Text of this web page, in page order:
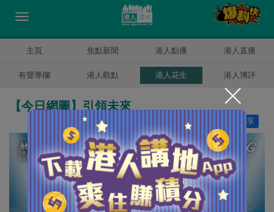
主頁 焦點新聞 港人點播 港人直播
有聲專欄 港人觀點 港人花生 港人博評
【今日網圖】引領未來
分享
讚好